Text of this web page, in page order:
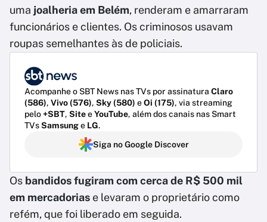
uma joalheria em Belém, renderam e amarraram
funcionários e clientes. Os criminosos usavam
roupas semelhantes às de policiais.
Acompanhe o SBT News nas TVs por assinatura Claro
(586), Vivo (576), Sky (580) eOi (175), via streaming
pelo+SBT, SiteeYouTube, além dos canais nas Smart
TVsSamsunge LG.
Siga no Google Discover
Os bandidos fugiram com cerca de R$ 500 mil
em mercadorias e levaram o proprietário como
refém, que foi liberado em seguida.